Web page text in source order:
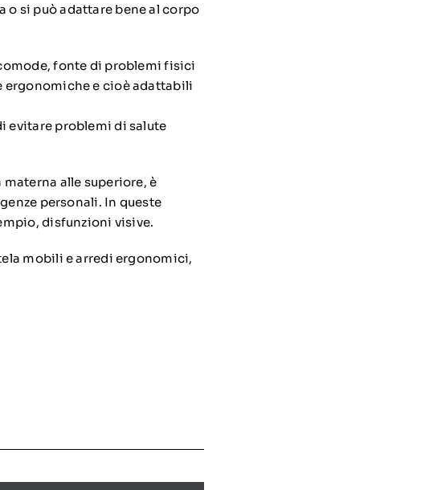
si può adattare bene al corpo
fonte di problemi fisici
ergonomiche e cioè adattabili
evitare problemi di salute
alle superiore, è
personali. In queste
disfunzioni visive.
mobili e arredi ergonomici,